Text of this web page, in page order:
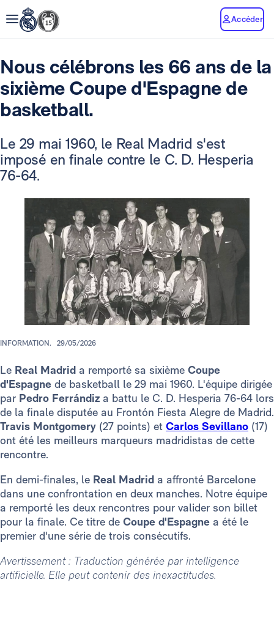
Accéder
Nous célébrons les 66 ans de la
sixième Coupe d'Espagne de
basketball.
Le 29 mai 1960, le Real Madrid s'est
imposé en finale contre le C. D. Hesperia
76-64.
INFORMATION. 29/05/2026
Le Real Madrid a remporté sa sixième Coupe
d'Espagne de basketball le 29 mai 1960. L'équipe dirigée
par Pedro Ferrándiz a battu le C. D. Hesperia 76-64 lors
de la finale disputée au Frontón Fiesta Alegre de Madrid.
Travis Montgomery (27 points) et Carlos Sevillano (17)
ont été les meilleurs marqueurs madridistas de cette
rencontre.
En demi-finales, le Real Madrid a affronté Barcelone
dans une confrontation en deux manches. Notre équipe
a remporté les deux rencontres pour valider son billet
pour la finale. Ce titre de Coupe d'Espagne a été le
premier d'une série de trois consécutifs.
Avertissement : Traduction générée par intelligence
artificielle. Elle peut contenir des inexactitudes.